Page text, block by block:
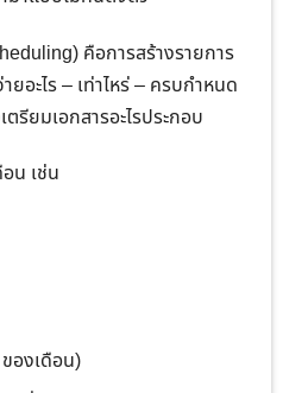
คือการสร้างรายการ
ยอะไร – เท่าไหร่ – ครบกำหนด
รียมเอกสารอะไรประกอบ
น เช่น
องเดือน)